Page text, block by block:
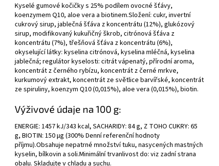
Kyselé gumové kočičky s 25% podílem ovocné šťávy,
koenzymem Q10, aloe vera a biotinem.Složení: cukr, invertní
cukrový sirup, jablečná šťáva z koncentrátu (12%), glukózový
sirup, modifikovaný kukuřičný škrob, citrónová šťáva z
koncentrátu (7%), třešňová šťáva z koncentrátu (6%),
okyselující látky: kyselina citrónová, kyselina mléčná, kyselina
jablečná; regulátor kyselosti: citrát vápenatý, přírodní aroma,
koncentrát z černého rybízu, koncentrát z černé mrkve,
kurkumový extrakt, koncentrát ze světlice barvířské, koncentrát
ze spiruliny, koenzym Q10 (0,015%), aloe vera (0,015%), biotin.
Výživové údaje na 100 g:
ENERGIE: 1457 kJ/343 kcal, SACHARIDY: 84 g, Z TOHO CUKRY: 65
g, BIOTIN: 150 µg (300% Denní referenční hodnoty
příjmu).Obsahuje nepatrné množství tuku, nasycených mastných
kyselin, bílkovin a soli.Minimální trvanlivost do: viz zadní strana
obalu. Skladujte v chladu a suchu.